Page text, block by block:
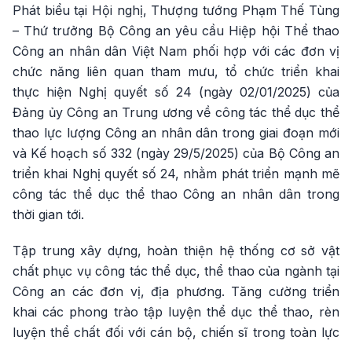
Phát biểu tại Hội nghị, Thượng tướng Phạm Thế Tùng
– Thứ trưởng Bộ Công an yêu cầu Hiệp hội Thể thao
Công an nhân dân Việt Nam phối hợp với các đơn vị
chức năng liên quan tham mưu, tổ chức triển khai
thực hiện Nghị quyết số 24 (ngày 02/01/2025) của
Đảng ủy Công an Trung ương về công tác thể dục thể
thao lực lượng Công an nhân dân trong giai đoạn mới
và Kế hoạch số 332 (ngày 29/5/2025) của Bộ Công an
triển khai Nghị quyết số 24, nhằm phát triển mạnh mẽ
công tác thể dục thể thao Công an nhân dân trong
thời gian tới.
Tập trung xây dựng, hoàn thiện hệ thống cơ sở vật
chất phục vụ công tác thể dục, thể thao của ngành tại
Công an các đơn vị, địa phương. Tăng cường triển
khai các phong trào tập luyện thể dục thể thao, rèn
luyện thể chất đối với cán bộ, chiến sĩ trong toàn lực